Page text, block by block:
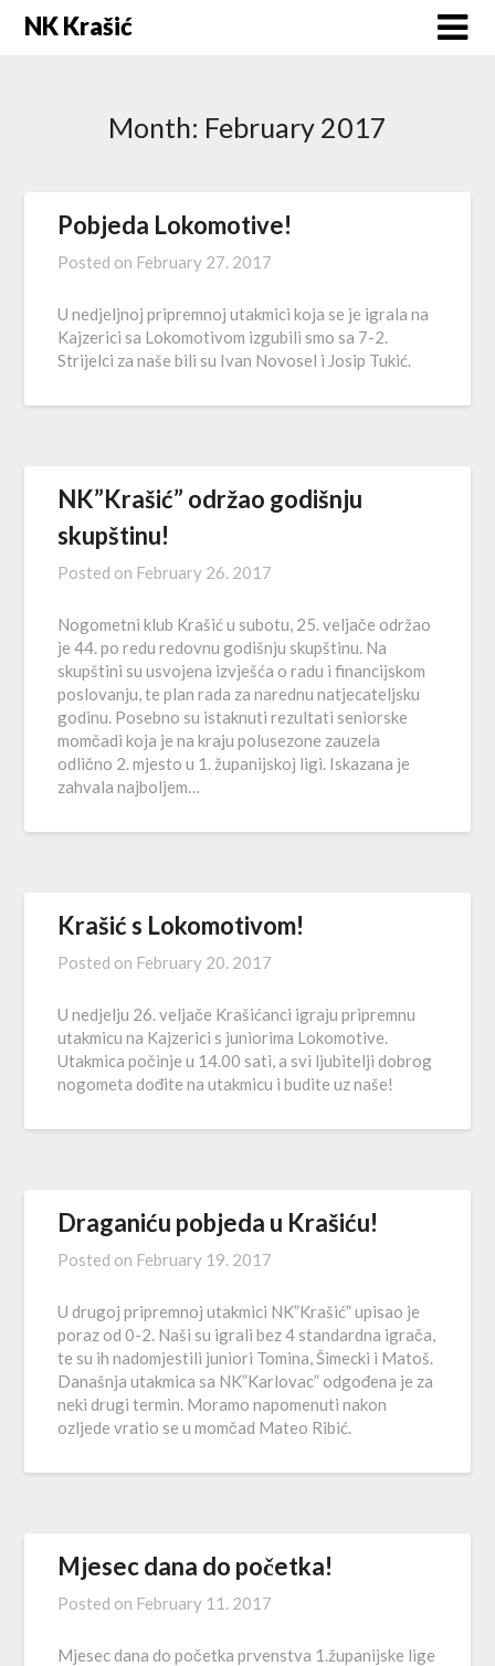
SkipNK Krašić
Month: February 2017
Pobjeda Lokomotive!
Posted on February 27. 2017
U nedjeljnoj pripremnoj utakmici koja se je igrala na
Kajzerici sa Lokomotivom izgubili smo sa 7-2.
Strijelci za naše bili su Ivan Novosel i Josip Tukić.
NK”Krašić” održao godišnju
skupštinu!
Posted on February 26. 2017
Nogometni klub Krašić u subotu, 25. veljače održao
je 44. po redu redovnu godišnju skupštinu. Na
skupštini su usvojena izvješća o radu i financijskom
poslovanju, te plan rada za narednu natjecateljsku
godinu. Posebno su istaknuti rezultati seniorske
momčadi koja je na kraju polusezone zauzela
odlično 2. mjesto u 1. županijskoj ligi. Iskazana je
zahvala najboljem…
Krašić s Lokomotivom!
Posted on February 20. 2017
U nedjelju 26. veljače Krašićanci igraju pripremnu
utakmicu na Kajzerici s juniorima Lokomotive.
Utakmica počinje u 14.00 sati, a svi ljubitelji dobrog
nogometa dođite na utakmicu i budite uz naše!
Draganiću pobjeda u Krašiću!
Posted on February 19. 2017
U drugoj pripremnoj utakmici NK”Krašić” upisao je
poraz od 0-2. Naši su igrali bez 4 standardna igrača,
te su ih nadomjestili juniori Tomina, Šimecki i Matoš.
Današnja utakmica sa NK”Karlovac” odgođena je za
neki drugi termin. Moramo napomenuti nakon
ozljede vratio se u momčad Mateo Ribić.
Mjesec dana do početka!
Posted on February 11. 2017
Mjesec dana do početka prvenstva 1.županijske lige